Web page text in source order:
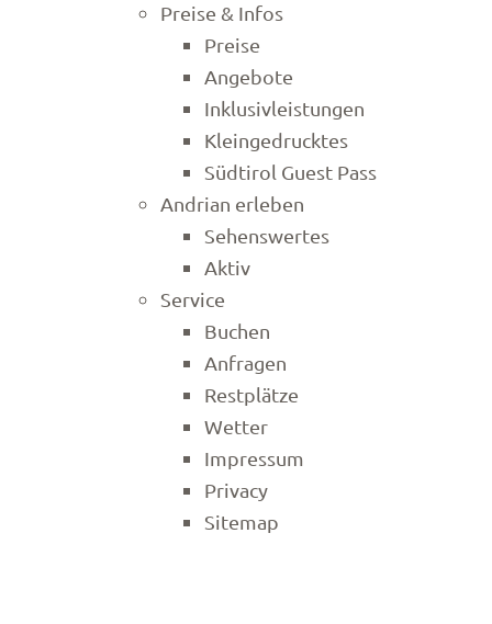
Preise & Infos
Preise
Angebote
Inklusivleistungen
Kleingedrucktes
Südtirol Guest Pass
Andrian erleben
Sehenswertes
Aktiv
Service
Buchen
Anfragen
Restplätze
Wetter
Impressum
Privacy
Sitemap